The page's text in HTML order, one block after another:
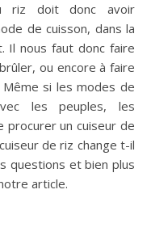
riz doit donc avoir
de cuisson, dans la
Il nous faut donc faire
ou encore à faire
si les modes de
les peuples, les
un cuiseur de
de riz change t-il
questions et bien plus
article.